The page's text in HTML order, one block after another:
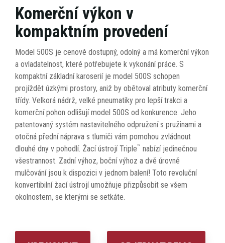
Komerční výkon v
kompaktním provedení
Model 500S je cenově dostupný, odolný a má komerční výkon
a ovladatelnost, které potřebujete k vykonání práce. S
kompaktní základní karoserií je model 500S schopen
projíždět úzkými prostory, aniž by obětoval atributy komerční
třídy. Velkorá nádrž, velké pneumatiky pro lepší trakci a
komerční pohon odlišují model 500S od konkurence. Jeho
patentovaný systém nastavitelného odpružení s pružinami a
otočná přední náprava s tlumiči vám pomohou zvládnout
dlouhé dny v pohodlí. Žací ústrojí Triple™ nabízí jedinečnou
všestrannost. Zadní výhoz, boční výhoz a dvě úrovně
mulčování jsou k dispozici v jednom balení! Toto revoluční
konvertibilní žací ústrojí umožňuje přizpůsobit se všem
okolnostem, se kterými se setkáte.